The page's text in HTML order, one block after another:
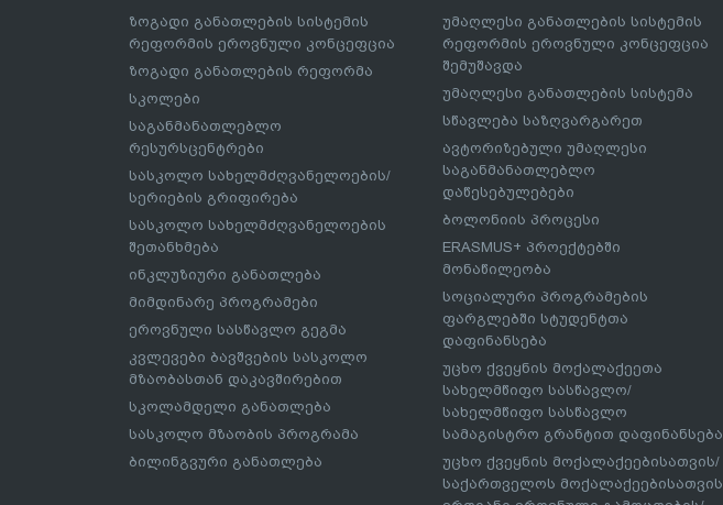
ზოგადი განათლების სისტემის
რეფორმის ეროვნული კონცეფცია
ზოგადი განათლების რეფორმა
სკოლები
საგანმანათლებლო
რესურსცენტრები
სასკოლო სახელმძღვანელოების/
სერიების გრიფირება
სასკოლო სახელმძღვანელოების
შეთანხმება
ინკლუზიური განათლება
მიმდინარე პროგრამები
ეროვნული სასწავლო გეგმა
კვლევები ბავშვების სასკოლო
მზაობასთან დაკავშირებით
სკოლამდელი განათლება
სასკოლო მზაობის პროგრამა
ბილინგვური განათლება
უმაღლესი განათლების სისტემის
რეფორმის ეროვნული კონცეფცია
შემუშავდა
უმაღლესი განათლების სისტემა
სწავლება საზღვარგარეთ
ავტორიზებული უმაღლესი
საგანმანათლებლო
დაწესებულებები
ბოლონიის პროცესი
ERASMUS+ პროექტებში
მონაწილეობა
სოციალური პროგრამების
ფარგლებში სტუდენტთა
დაფინანსება
უცხო ქვეყნის მოქალაქეეთა
სახელმწიფო სასწავლო/
სახელმწიფო სასწავლო
სამაგისტრო გრანტით დაფინანსება
უცხო ქვეყნის მოქალაქეებისათვის/
საქართველოს მოქალაქეებისათვის